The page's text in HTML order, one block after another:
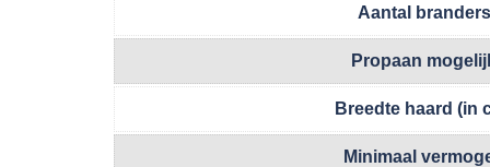
Aantal branders
Propaan
Breedte haard (in
Minimaal